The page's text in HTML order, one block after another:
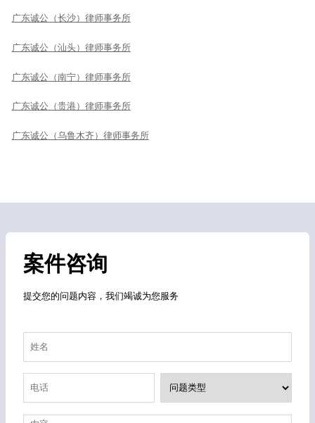
广东诚公（长沙）律师事务所
广东诚公（汕头）律师事务所
广东诚公（南宁）律师事务所
广东诚公（贵港）律师事务所
广东诚公（乌鲁木齐）律师事务所
案件咨询
提交您的问题内容，我们竭诚为您服务